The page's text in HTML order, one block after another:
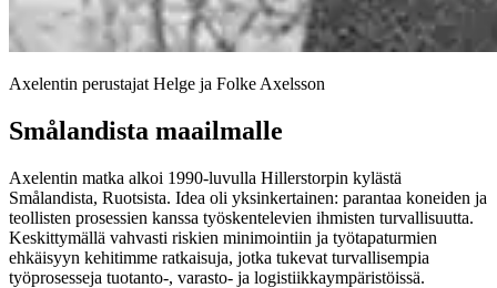
Axelentin perustajat Helge ja Folke Axelsson
Smålandista maailmalle
Axelentin matka alkoi 1990-luvulla Hillerstorpin kylästä
Smålandista, Ruotsista. Idea oli yksinkertainen: parantaa koneiden ja
teollisten prosessien kanssa työskentelevien ihmisten turvallisuutta.
Keskittymällä vahvasti riskien minimointiin ja työtapaturmien
ehkäisyyn kehitimme ratkaisuja, jotka tukevat turvallisempia
työprosesseja tuotanto-, varasto- ja logistiikkaympäristöissä.